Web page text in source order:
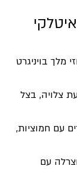
מלך בויניגרט
צלויה, בצל
עם חמוציות,
עם